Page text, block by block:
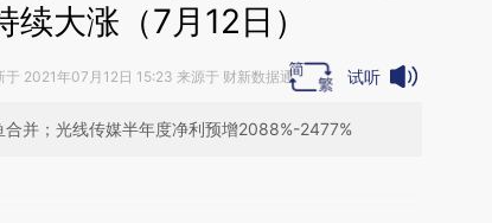
大涨（7月12日）
2021年07月12日 15:23 来源于 财新数据通 试听
并；光线传媒半年度净利预增2088%-2477%